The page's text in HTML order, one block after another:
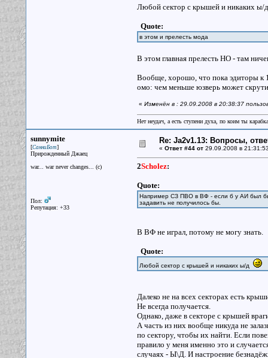
Любой сектор с крышей и никаких
Quote:
в этом и прелесть мода
В этом главная прелесть НО - там
Вообще, хорошо, что пока эдиторы к
омо: чем меньше юзверь может
« Изменён в : 29.09.2008 в 20:38:37
Нет неудач, а есть ступени духа, по коим ты
sunnymite
[СанниБот]
Прирожденный Джаец
war... war never changes... (c)
Пол:
Репутация: +33
Re: Ja2v1.13: Вопросы,
« Ответ #44 от29.09.2008 в
2Scholez:
Quote:
Например СЗ ПВО в ВФ - если б у АИ был
задавить не получилось бы.
В ВФ не играл, потому не могу знать.
Quote:
Любой сектор с крышей и никаких ы/д
Далеко не на всех секторах есть
Не всегда получается.
Однако, даже в секторе с крышей
А часть из них вообще никуда не
по сектору, чтобы их найти. Если
правило у меня именно это и
случаях - Ы\Д. И настроение